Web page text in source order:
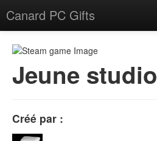
Canard PC Gifts
Jeune studio
Créé par :